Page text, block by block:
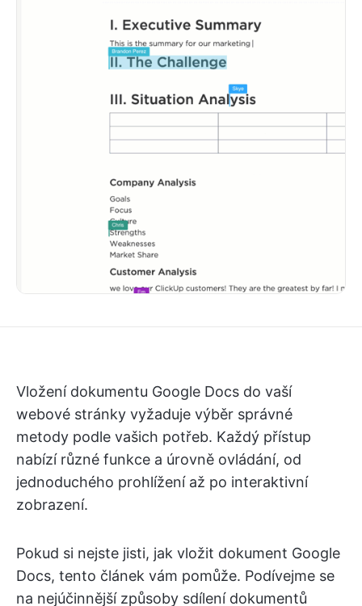
Vložení dokumentu Google Docs do vaší
webové stránky vyžaduje výběr správné
metody podle vašich potřeb. Každý přístup
nabízí různé funkce a úrovně ovládání, od
jednoduchého prohlížení až po interaktivní
zobrazení.
Pokud si nejste jisti, jak vložit dokument Google
Docs, tento článek vám pomůže. Podívejme se
na nejúčinnější způsoby sdílení dokumentů